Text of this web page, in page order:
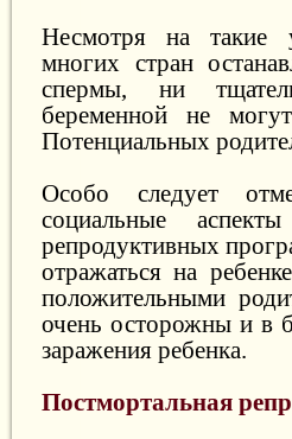
Несмотря на такие
многих стран
спермы, ни
беременной не
Потенциальных
Особо следует
социальные
репродуктивных
отражаться на
положительными
очень осторожны и в
заражения ребенка.
Постмортальная